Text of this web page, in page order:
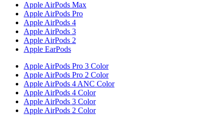
Apple AirPods Max
Apple AirPods Pro
Apple AirPods 4
Apple AirPods 3
Apple AirPods 2
Apple EarPods
Apple AirPods Pro 3 Color
Apple AirPods Pro 2 Color
Apple AirPods 4 ANC Color
Apple AirPods 4 Color
Apple AirPods 3 Color
Apple AirPods 2 Color